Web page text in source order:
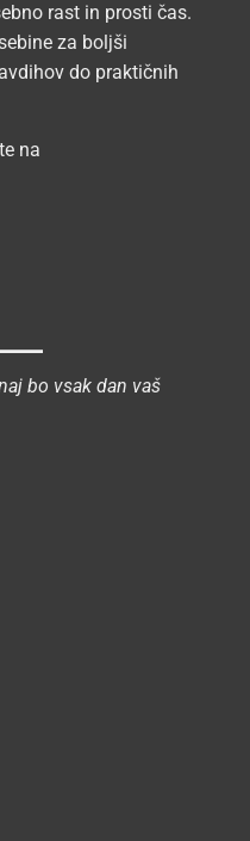
rast in prosti čas.
za boljši
do praktičnih
na
bo vsak dan vaš